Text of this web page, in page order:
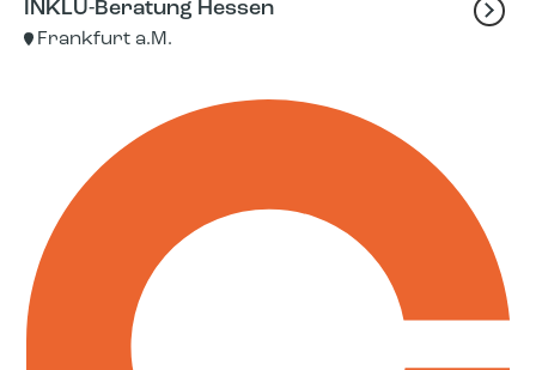
INKLU-Beratung Hessen
Frankfurt a.M.